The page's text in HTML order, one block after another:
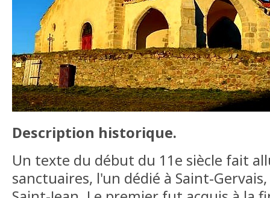
Description historique.
Un texte du début du 11e siècle fait
sanctuaires, l'un dédié à Saint-